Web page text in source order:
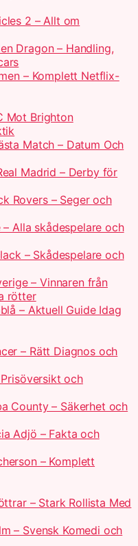
2 – Allt om
Dragon – Handling,
– Komplett Netflix-
Mot Brighton
Match – Datum Och
Madrid – Derby för
Rovers – Seger och
Alla skådespelare och
– Skådespelare och
– Vinnaren från
rötter
– Aktuell Guide Idag
– Rätt Diagnos och
och
County – Säkerhet och
Adjö – Fakta och
– Komplett
– Stark Rollista Med
– Svensk Komedi och